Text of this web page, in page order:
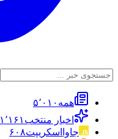
همه ۵٬۰۱۰
اخبار منتخب ۱٬۱۶۱
جاوااسکریپت۶۰۸